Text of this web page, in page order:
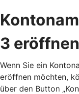
3 eröffnen
Wenn Sie ein
eröffnen möchten,
über den Button